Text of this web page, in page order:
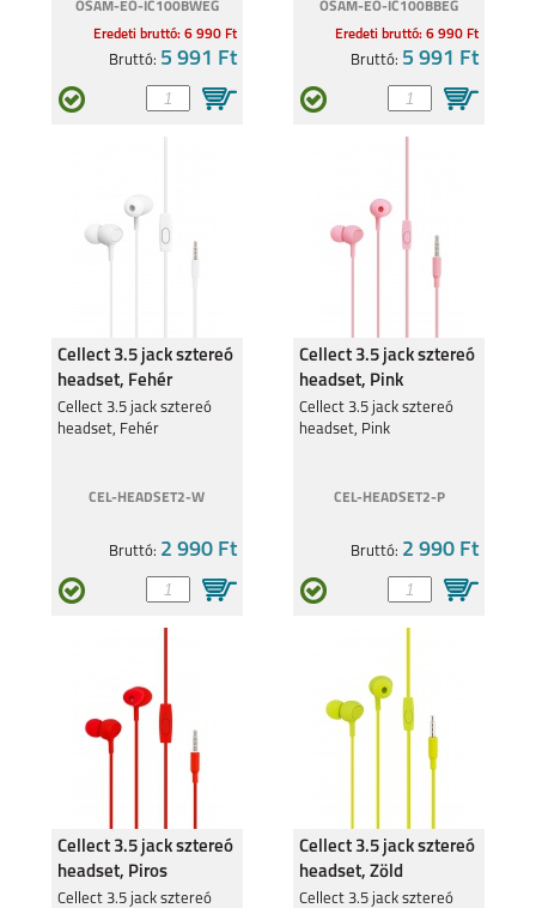
S26 PLUS
S26 ULTRA
SAMSUNG GALAXY Z
FOLD7
SAMSUNG GALAXY Z
FLIP7 FE
OSAM-EO-IC100BWEG
Eredeti bruttó: 6 990 Ft
Bruttó: 5 991 Ft
OSAM-EO-IC100BBEG
Eredeti bruttó: 6 990 Ft
Bruttó: 5 991 Ft
Cellect 3.5 jack sztereó
headset, Fehér
Cellect 3.5 jack sztereó
headset, Fehér
CEL-HEADSET2-W
Bruttó: 2 990 Ft
Cellect 3.5 jack sztereó
headset, Pink
Cellect 3.5 jack sztereó
headset, Pink
CEL-HEADSET2-P
Bruttó: 2 990 Ft
Cellect 3.5 jack sztereó
headset, Piros
Cellect 3.5 jack sztereó
Cellect 3.5 jack sztereó
headset, Zöld
Cellect 3.5 jack sztereó